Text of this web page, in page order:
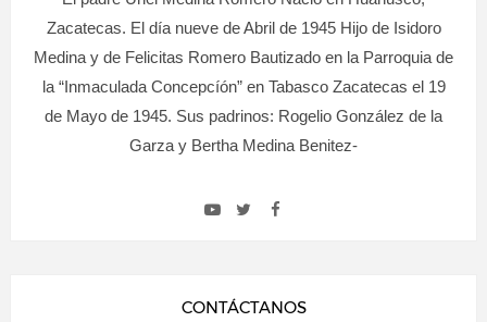
Zacatecas. El día nueve de Abril de 1945 Hijo de Isidoro
Medina y de Felicitas Romero Bautizado en la Parroquia de
la “Inmaculada Concepcíón” en Tabasco Zacatecas el 19
de Mayo de 1945. Sus padrinos: Rogelio González de la
Garza y Bertha Medina Benitez-
CONTÁCTANOS